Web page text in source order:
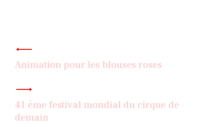
de
l’article
Animation pour les blouses roses
41 ème festival mondial du cirque de
demain